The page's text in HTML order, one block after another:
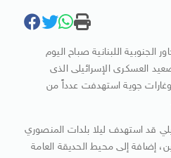
الجنوبية اللبنانية صباح اليوم
العسكرى الإسرائيلى الذى
جوية استهدفت عدداً من
قد استهدف ليلا بلدات المنصوري
إضافة إلى محيط الحديقة العامة